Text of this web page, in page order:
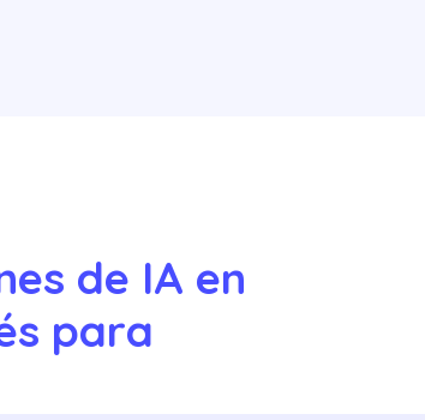
de IA en
para